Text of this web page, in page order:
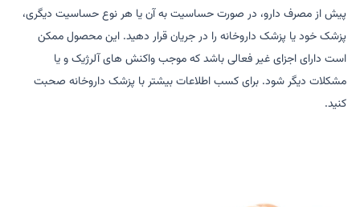
پیش از مصرف دارو، در صورت حساسیت به آن یا هر نوع حساسیت دیگری،
پزشک خود یا پزشک داروخانه را در جریان قرار دهید. این محصول ممکن
است دارای اجزای غیر فعالی باشد که موجب واکنش های آلرژیک و یا
مشکلات دیگر شود. برای کسب اطلاعات بیشتر با پزشک داروخانه صحبت
کنید.